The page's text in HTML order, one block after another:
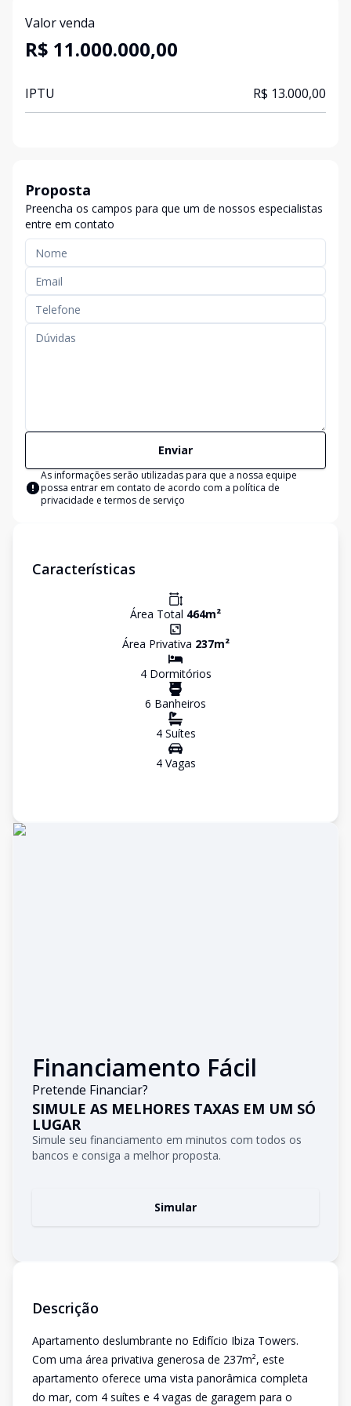
Valor venda
R$ 11.000.000,00
IPTU R$ 13.000,00
Proposta
Preencha os campos para que um de nossos especialistas
entre em contato
Enviar
As informações serão utilizadas para que a nossa equipe
possa entrar em contato de acordo com a política de
privacidade e termos de serviço
Características
Área Total 464m²
Área Privativa 237m²
4Dormitórios
6 Banheiros
4Suítes
4Vagas
Financiamento Fácil
Pretende Financiar?
SIMULE AS MELHORES TAXAS EM UM SÓ
LUGAR
Simule seu financiamento em minutos com todos os
bancos e consiga a melhor proposta.
Simular
Descrição
Apartamento deslumbrante no Edifício Ibiza Towers.
Com uma área privativa generosa de 237m², este
apartamento oferece uma vista panorâmica completa
do mar, com 4 suítes e 4 vagas de garagem para o